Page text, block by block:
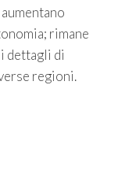
rimane
dettagli di
regioni.